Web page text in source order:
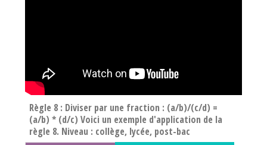
Règle 8 : Diviser par une fraction : (a/b)/(c/d) =
(a/b) * (d/c) Voici un exemple d'application de la
règle 8. Niveau : collège, lycée, post-bac